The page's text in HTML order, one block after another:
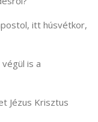
itt húsvétkor,
is a
Jézus Krisztus